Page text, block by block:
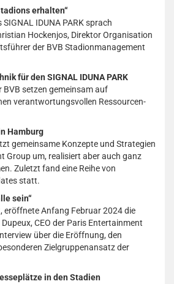
erhalten“
IDUNA PARK sprach
Hockenjos, Direktor Organisation
der BVB Stadionmanagement
für den SIGNAL IDUNA PARK
BVB setzen gemeinsam auf
verantwortungsvollen Ressourcen-
Hamburg
gemeinsame Konzepte und Strategien
Group um, realisiert aber auch ganz
Zuletzt fand eine Reihe von
statt.
sein“
eröffnete Anfang Februar 2024 die
CEO der Paris Entertainment
über die Eröffnung, den
Zielgruppenansatz der
in den Stadien